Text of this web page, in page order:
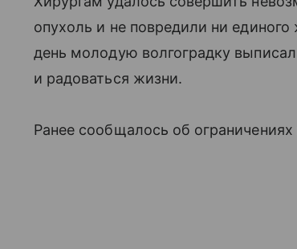
опухоль и не повредили ни
день молодую волгоградку
и радоваться жизни.
Ранее сообщалось об